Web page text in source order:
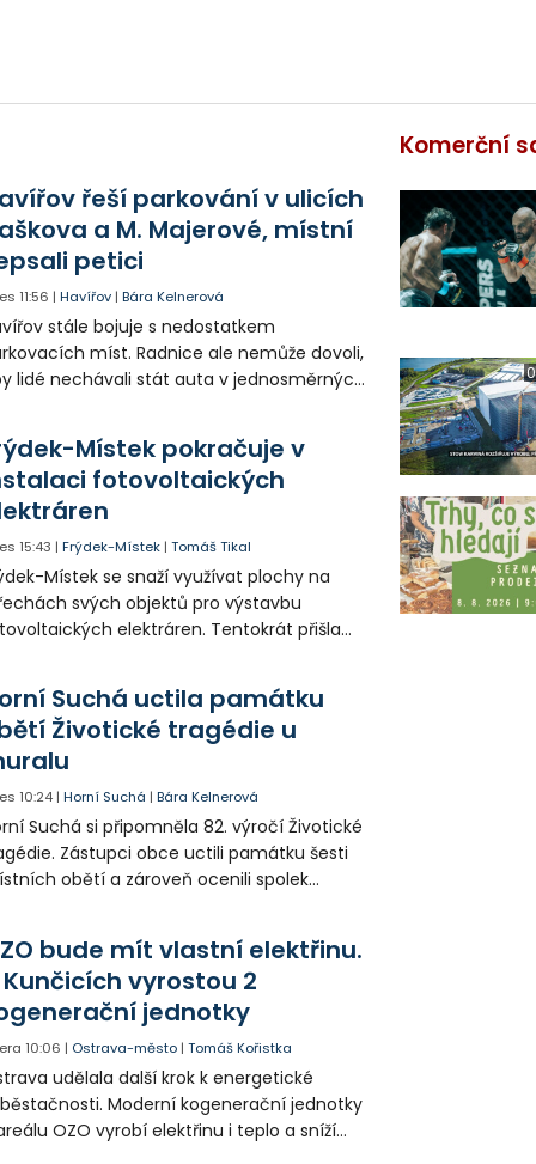
řeší parkování v ulicích
a M. Majerové, místní
petici
11:56 |Havířov |Bára Kelnerová
stále bojuje s nedostatkem
míst. Radnice ale nemůže dovoli,
lidé nechávali stát auta v jednosměrných
někteří obyvatelé rozhodli sepsat petici.
Místek pokračuje v
fotovoltaických
15:43 |Frýdek-Místek |Tomáš Tikal
Místek se snaží využívat plochy na
svých objektů pro výstavbu
elektráren. Tentokrát přišla
Suchá uctila památku
Životické tragédie u
10:24 |Horní Suchá |Bára Kelnerová
Suchá si připomněla 82. výročí Životické
Zástupci obce uctili památku šesti
obětí a zároveň ocenili spolek
bude mít vlastní elektřinu.
Kunčicích vyrostou 2
jednotky
10:06 | Ostrava-město |Tomáš Kořistka
udělala další krok k energetické
Moderní kogenerační jednotky
OZO vyrobí elektřinu i teplo a sníží
Komerční